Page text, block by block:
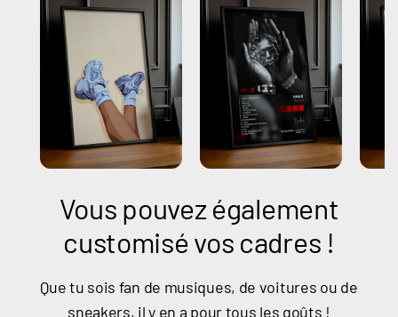
Vous pouvez également
customisé vos cadres !
Que tu sois fan de musiques, de voitures ou de
sneakers, il y en a pour tous les goûts !